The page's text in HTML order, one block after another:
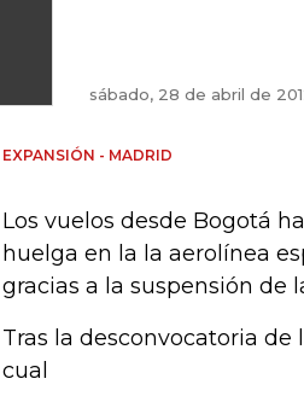
sábado, 28 de abril de
EXPANSIÓN - MADRID
Los vuelos desde Bogotá
huelga en la la aerolínea
gracias a la suspensión de
Tras la desconvocatoria
cual